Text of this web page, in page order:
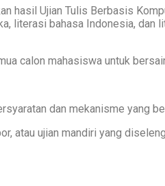
hasil Ujian Tulis Berbasis
literasi bahasa Indonesia, dan
calon mahasiswa untuk
dan mekanisme yang
atau ujian mandiri yang